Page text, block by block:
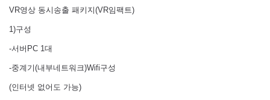
VR영상 동시송출 패키지(VR임팩트)
1)구성
-서버PC 1대
-중계기(내부네트워크)Wifi구성
(인터넷 없어도 가능)